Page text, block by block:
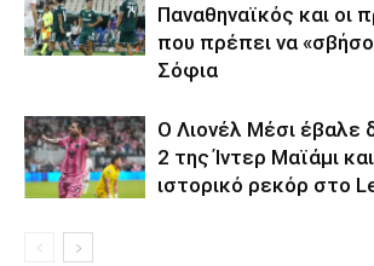
Παναθηναϊκός και οι
που πρέπει να
Σόφια
Ο Λιονέλ Μέσι έβαλε
2 της Ίντερ Μαϊάμι
ιστορικό ρεκόρ στο